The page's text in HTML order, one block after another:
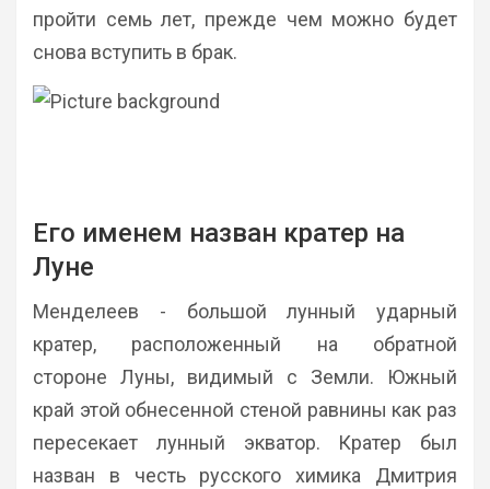
пройти семь лет, прежде чем можно будет
снова вступить в брак.
Его именем назван кратер на
Луне
Менделеев - большой лунный ударный
кратер, расположенный на обратной
стороне Луны, видимый с Земли. Южный
край этой обнесенной стеной равнины как раз
пересекает лунный экватор. Кратер был
назван в честь русского химика Дмитрия